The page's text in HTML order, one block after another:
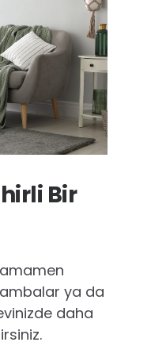
Bir
ya da
daha